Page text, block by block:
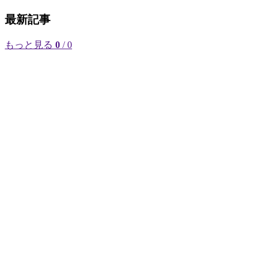
最新記事
もっと見る 0 / 0